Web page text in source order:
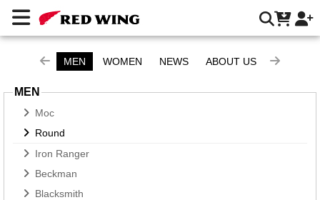
Round | Red Wing Heritage 台灣官方網站
MEN WOMEN NEWS ABOUT US
MEN
Moc
Round
Iron Ranger
Beckman
Blacksmith